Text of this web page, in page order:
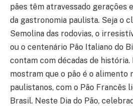
pães têm atravessado gerações
da gastronomia paulista. Seja o
Semolina das rodovias, o
ou o centenário Pão Italiano do
contam com décadas de história.
mostram que o pão é o alimento
paulistanos, com o Pão Francês
Brasil. Neste Dia do Pão,